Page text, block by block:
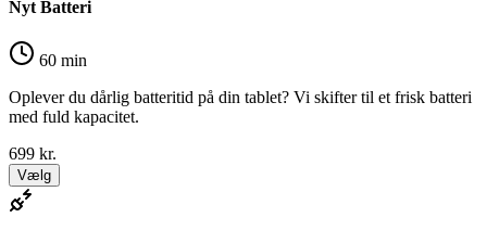
Nyt Batteri
60 min
Oplever du dårlig batteritid på din tablet? Vi skifter til et frisk batteri
med fuld kapacitet.
699 kr.
Vælg